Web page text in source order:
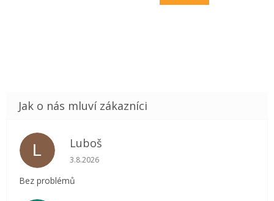
L Luboš
Hodnocení obchodu je 5 z 5 hvězdiček.
3.8.2026
Bez problémů